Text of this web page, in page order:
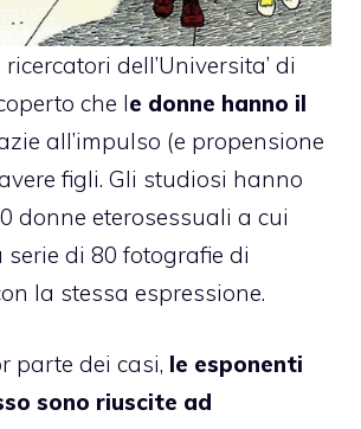
dell’Universita’ di
che le donne hanno il
all’impulso (e propensione
figli. Gli studiosi hanno
donne eterosessuali a cui
di 80 fotografie di
la stessa espressione.
parte dei casi, le esponenti
sono riuscite ad